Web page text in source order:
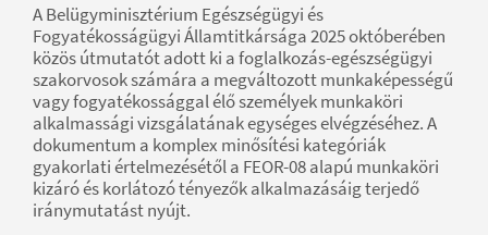
A Belügyminisztérium Egészségügyi és
Fogyatékosságügyi Államtitkársága 2025 októberében
közös útmutatót adott ki a foglalkozás-egészségügyi
szakorvosok számára a megváltozott munkaképességű
vagy fogyatékossággal élő személyek munkaköri
alkalmassági vizsgálatának egységes elvégzéséhez. A
dokumentum a komplex minősítési kategóriák
gyakorlati értelmezésétől a FEOR-08 alapú munkaköri
kizáró és korlátozó tényezők alkalmazásáig terjedő
iránymutatást nyújt.